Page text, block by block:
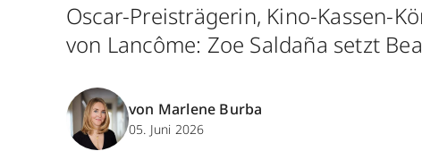
Oscar-Preisträgerin, Kino-Kassen-
von Lancôme: Zoe Saldaña setzt
von Marlene Burba
05. Juni 2026